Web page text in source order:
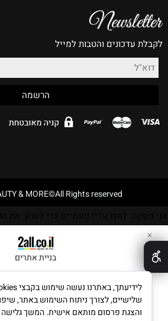
לקבלת עדכונים והטבות למייל
בניית אתרים
✕
שלישיים, לצורך ניתוח השימוש באתר,
והצגת פרסום מותאם אישית. המשך